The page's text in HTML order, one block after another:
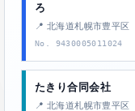
ろ
📍 北海道札幌市豊平区
No. 9430005011024
たきり合同会社
📍 北海道札幌市豊平区